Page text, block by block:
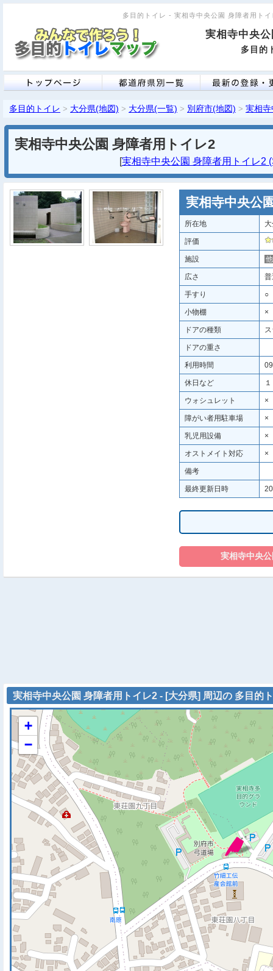
多目的トイレ - 実相寺中央公園 身障者用ト
実相寺中央
多目的
多目的トイレ > 大分県(地図) > 大分県(一覧) > 別府市(地図) > 実相
実相寺中央公園 身障者用トイレ2
[実相寺中央公園 身障者用トイレ2
実相寺中央公
所在地
評価
施設 他
広さ
手すり ○
小物棚 ×
ドアの種類
ドアの重さ
利用時間
休日など
ウォシュレット ×
障がい者用駐車場 ×
乳児用設備 ×
オストメイト対応 ×
備考
最終更新日時
実相寺中央公園 身障者用トイレ2 - [大分県] 周辺の 多目的
※ マップを検索、表示
+
−